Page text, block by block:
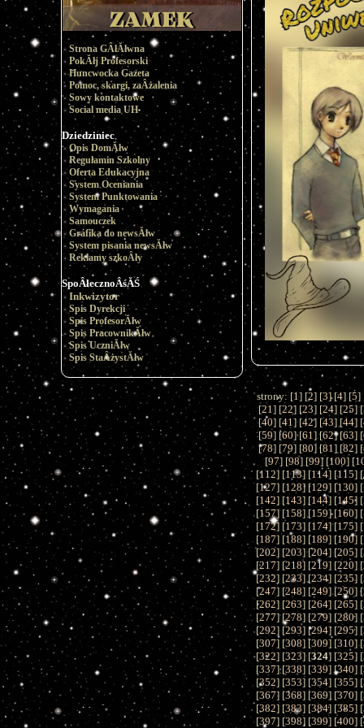
Strona GÂłĂłwna
PokĂłj Profesorski
Huncwocka Gazeta
Pomoc, skargi, zaÂżalenia
Sowy kontaktowe
Social media UH
Dziedziniec
Opis DomĂłw
Regulamin Szkolny
Oferta Edukacyjna
System Oceniania
System Punktowania
Wymagania
Samouczek
Grafika do newsĂłw
System pisania newsĂłw
Reklamy szkoÂły
SpoÂłecznoÂśĂŚ
Inkwizytor
Spis Dyrekcji
Spis ProfesorĂłw
Spis PracownikĂłw
Spis UczniĂłw
Spis StaÂżystĂłw
strony: [1] [2] [3] [4] [5]
[21] [22] [23] [24] [25] [
[40] [41] [42] [43] [44] [
[59] [60] [61] [62] [63] [
[78] [79] [80] [81] [82] [
[97] [98] [99] [100] [
[112] [113] [114] [115] [
[127] [128] [129] [130] [
[142] [143] [144] [145] [
[157] [158] [159] [160] [
[172] [173] [174] [175] [
[187] [188] [189] [190] [
[202] [203] [204] [205] [
[217] [218] [219] [220] [
[232] [233] [234] [235] [
[247] [248] [249] [250] [
[262] [263] [264] [265] [
[277] [278] [279] [280] [
[292] [293] [294] [295] [
[307] [308] [309] [310] [
[322] [323] [324] [325] [
[337] [338] [339] [340] [
[352] [353] [354] [355] [
[367] [368] [369] [370] [
[382] [383] [384] [385] [
[397] [398] [399] [400] [